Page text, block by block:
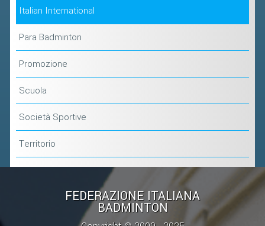
Italian International
Para Badminton
Promozione
Scuola
Società Sportive
Territorio
FEDERAZIONE ITALIANA
BADMINTON
SPORTELLO FISCALE
NOVITÀ FISCALI
DOCUMENTI E APPROFONDIMENTI
TAPPE REGIONALI AIRBADMINTON
PICKLEBALL